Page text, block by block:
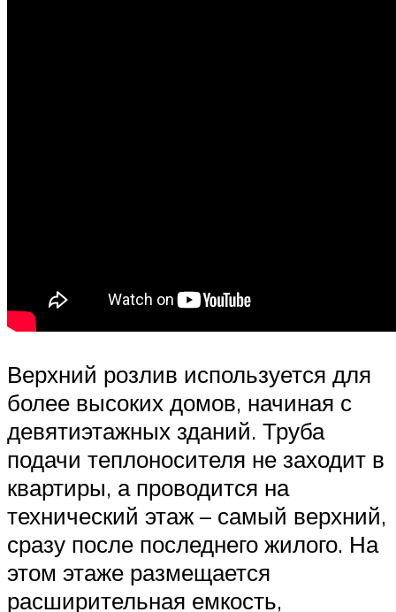
Верхний розлив используется для
более высоких домов, начиная с
девятиэтажных зданий. Труба
подачи теплоносителя не заходит в
квартиры, а проводится на
технический этаж – самый верхний,
сразу после последнего жилого. На
этом этаже размещается
расширительная емкость,